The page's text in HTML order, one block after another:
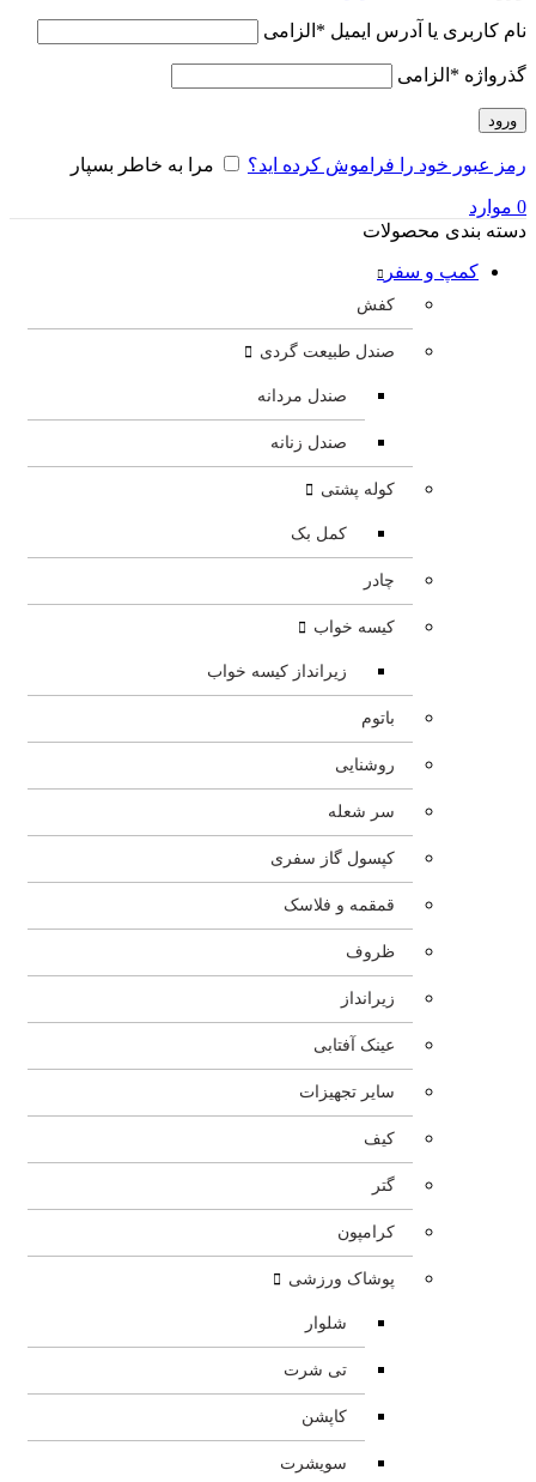
نام کاربری یا آدرس ایمیل * الزامی
گذرواژه * الزامی
ورود
رمز عبور خود را فراموش کرده اید؟ مرا به خاطر بسپار
0 موارد
دسته بندی محصولات
کمپ و سفر
کفش
صندل طبیعت گردی
صندل مردانه
صندل زنانه
کوله پشتی
کمل بک
چادر
کیسه خواب
زیرانداز کیسه خواب
باتوم
روشنایی
سر شعله
کپسول گاز سفری
قمقمه و فلاسک
ظروف
زیرانداز
عینک آفتابی
سایر تجهیزات
کیف
گتر
کرامپون
پوشاک ورزشی
شلوار
تی شرت
کاپشن
سویشرت